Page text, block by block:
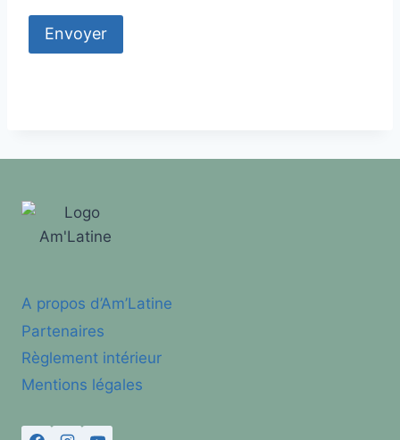
A propos d’Am’Latine
Partenaires
Règlement intérieur
Mentions légales